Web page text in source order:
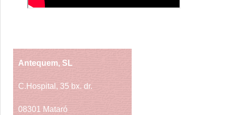
Antequem, SL
C.Hospital, 35 bx. dr.
08301 Mataró